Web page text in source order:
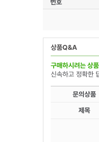
번호
상품Q&A
구매하시려는 상품
신속하고 정확한
문의상품
제목